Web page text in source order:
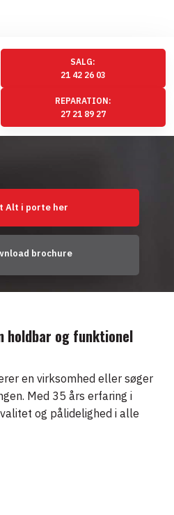
SALG:
21 42 26 03
REPARATION:
27 21 89 27
til hele
Alt i porte her
brochure
holdbar og funktionel
en virksomhed eller søger
Med 35 års erfaring i
og pålidelighed i alle